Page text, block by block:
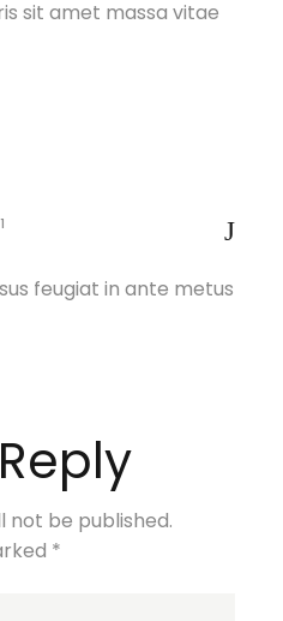
sit amet massa vitae
feugiat in ante metus
not be published.
*